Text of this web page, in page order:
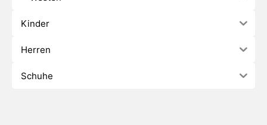
Kinder
Herren
Schuhe